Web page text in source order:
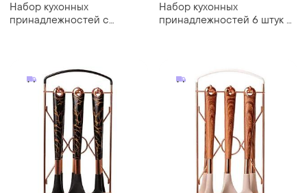
Набор кухонных
принадлежностей с
Набор кухонных
принадлежностей 6 штук с